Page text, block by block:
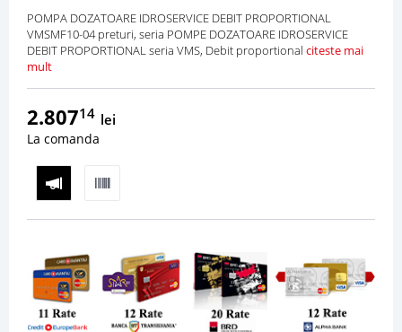
POMPA DOZATOARE IDROSERVICE DEBIT PROPORTIONAL
VMSMF10-04 preturi, seria POMPE DOZATOARE IDROSERVICE
DEBIT PROPORTIONAL seria VMS, Debit proportional citeste mai
mult
2.80714 lei
La comanda